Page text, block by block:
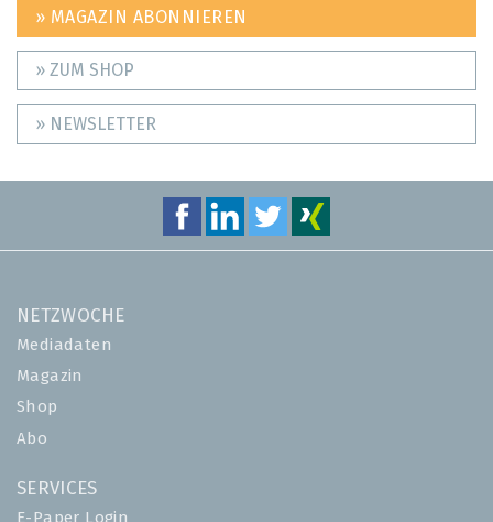
» MAGAZIN ABONNIEREN
» ZUM SHOP
» NEWSLETTER
NETZWOCHE
Mediadaten
Magazin
Shop
Abo
SERVICES
E-Paper Login